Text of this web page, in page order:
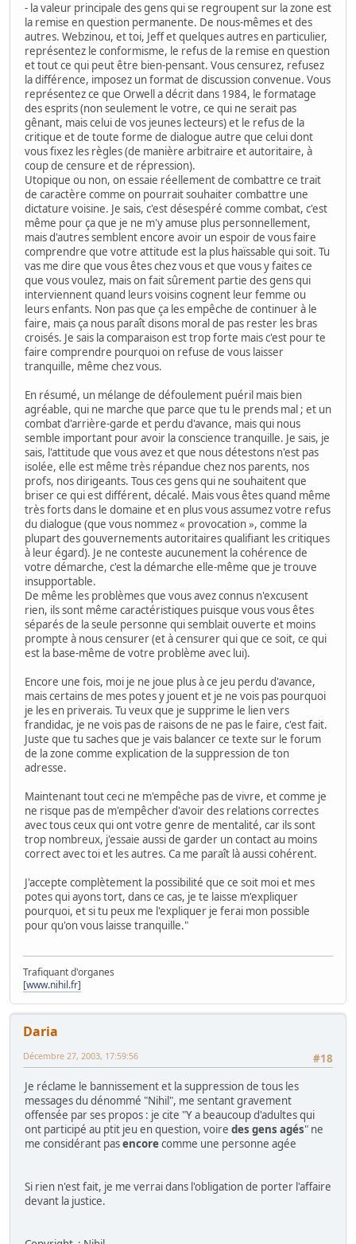
- la valeur principale des gens qui se regroupent sur la zone est
la remise en question permanente. De nous-mêmes et des
autres. Webzinou, et toi, Jeff et quelques autres en particulier,
représentez le conformisme, le refus de la remise en question
et tout ce qui peut être bien-pensant. Vous censurez, refusez
la différence, imposez un format de discussion convenue. Vous
représentez ce que Orwell a décrit dans 1984, le formatage
des esprits (non seulement le votre, ce qui ne serait pas
gênant, mais celui de vos jeunes lecteurs) et le refus de la
critique et de toute forme de dialogue autre que celui dont
vous fixez les règles (de manière arbitraire et autoritaire, à
coup de censure et de répression).
Utopique ou non, on essaie réellement de combattre ce trait
de caractère comme on pourrait souhaiter combattre une
dictature voisine. Je sais, c'est désespéré comme combat, c'est
même pour ça que je ne m'y amuse plus personnellement,
mais d'autres semblent encore avoir un espoir de vous faire
comprendre que votre attitude est la plus haïssable qui soit. Tu
vas me dire que vous êtes chez vous et que vous y faites ce
que vous voulez, mais on fait sûrement partie des gens qui
interviennent quand leurs voisins cognent leur femme ou
leurs enfants. Non pas que ça les empêche de continuer à le
faire, mais ça nous paraît disons moral de pas rester les bras
croisés. Je sais la comparaison est trop forte mais c'est pour te
faire comprendre pourquoi on refuse de vous laisser
tranquille, même chez vous.
En résumé, un mélange de défoulement puéril mais bien
agréable, qui ne marche que parce que tu le prends mal ; et un
combat d'arrière-garde et perdu d'avance, mais qui nous
semble important pour avoir la conscience tranquille. Je sais, je
sais, l'attitude que vous avez et que nous détestons n'est pas
isolée, elle est même très répandue chez nos parents, nos
profs, nos dirigeants. Tous ces gens qui ne souhaitent que
briser ce qui est différent, décalé. Mais vous êtes quand même
très forts dans le domaine et en plus vous assumez votre refus
du dialogue (que vous nommez « provocation », comme la
plupart des gouvernements autoritaires qualifiant les critiques
à leur égard). Je ne conteste aucunement la cohérence de
votre démarche, c'est la démarche elle-même que je trouve
insupportable.
De même les problèmes que vous avez connus n'excusent
rien, ils sont même caractéristiques puisque vous vous êtes
séparés de la seule personne qui semblait ouverte et moins
prompte à nous censurer (et à censurer qui que ce soit, ce qui
est la base-même de votre problème avec lui).
Encore une fois, moi je ne joue plus à ce jeu perdu d'avance,
mais certains de mes potes y jouent et je ne vois pas pourquoi
je les en priverais. Tu veux que je supprime le lien vers
frandidac, je ne vois pas de raisons de ne pas le faire, c'est fait.
Juste que tu saches que je vais balancer ce texte sur le forum
de la zone comme explication de la suppression de ton
adresse.
Maintenant tout ceci ne m'empêche pas de vivre, et comme je
ne risque pas de m'empêcher d'avoir des relations correctes
avec tous ceux qui ont votre genre de mentalité, car ils sont
trop nombreux, j'essaie aussi de garder un contact au moins
correct avec toi et les autres. Ca me paraît là aussi cohérent.
J'accepte complètement la possibilité que ce soit moi et mes
potes qui ayons tort, dans ce cas, je te laisse m'expliquer
pourquoi, et si tu peux me l'expliquer je ferai mon possible
pour qu'on vous laisse tranquille."
Trafiquant d'organes
[www.nihil.fr]
Daria
#18
Décembre 27, 2003, 17:59:56
Je réclame le bannissement et la suppression de tous les
messages du dénommé "Nihil", me sentant gravement
offensée par ses propos : je cite "Y a beaucoup d'adultes qui
ont participé au ptit jeu en question, voire des gens agés" ne
me considérant pasencorecomme une personne agée
Si rien n'est fait, je me verrai dans l'obligation de porter l'affaire
devant la justice.